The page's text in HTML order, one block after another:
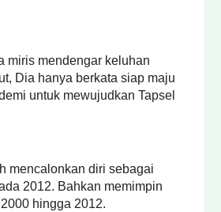
miris mendengar keluhan
Dia hanya berkata siap maju
untuk mewujudkan Tapsel
mencalonkan diri sebagai
2012. Bahkan memimpin
hingga 2012.